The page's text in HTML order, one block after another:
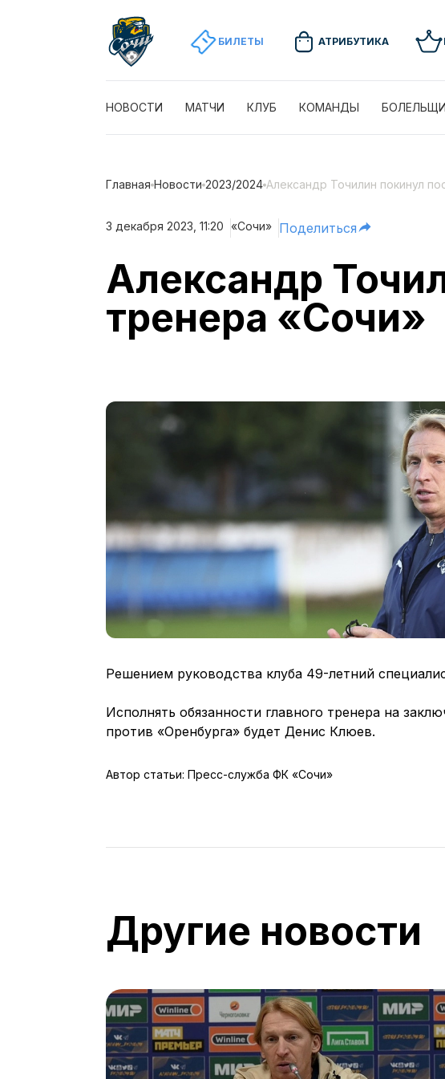
БИЛЕТЫ АТРИБУТИКА
НОВОСТИ МАТЧИ КЛУБ КОМАНДЫ
Главная Новости 2023/2024 Александр Точилин покинул
3 декабря 2023, 11:20 «Сочи» Поделиться
Александр
тренера «Сочи»
Решением руководства клуба 49-летний
Исполнять обязанности главного тренера на
против «Оренбурга» будет Денис Клюев.
Автор статьи: Пресс-служба ФК «Сочи»
Другие новости